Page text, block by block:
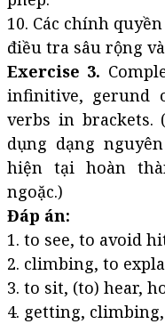
10. Các chính
điều tra sâu rộng
Exercise 3.
infinitive, gerund
verbs in brackets.
dụng dạng
hiện tại hoàn
ngoặc.)
Đáp án:
1. to see, to avoid
2. climbing, to
3. to sit, (to) hear,
4. getting,